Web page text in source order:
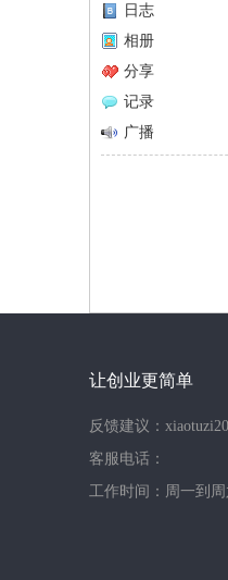
白
码
日志
相册
分享
记录
广播
让创业更简单
反馈建议：
客服电话：
工作时间：周一到